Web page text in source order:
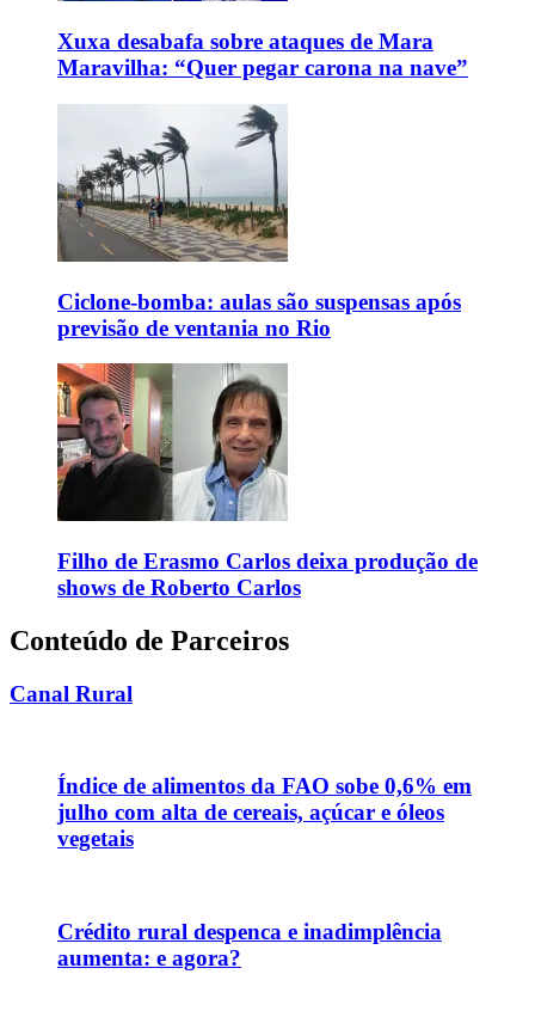
Xuxa desabafa sobre ataques de Mara
Maravilha: “Quer pegar carona na nave”
Ciclone-bomba: aulas são suspensas após
previsão de ventania no Rio
Filho de Erasmo Carlos deixa produção de
shows de Roberto Carlos
Conteúdo de Parceiros
Canal Rural
Índice de alimentos da FAO sobe 0,6% em
julho com alta de cereais, açúcar e óleos
vegetais
Crédito rural despenca e inadimplência
aumenta: e agora?